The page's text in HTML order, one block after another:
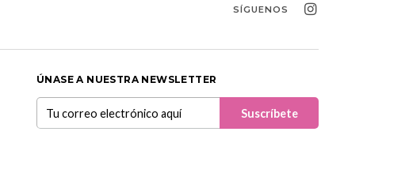
SÍGUENOS
ÚNASE A NUESTRA NEWSLETTER